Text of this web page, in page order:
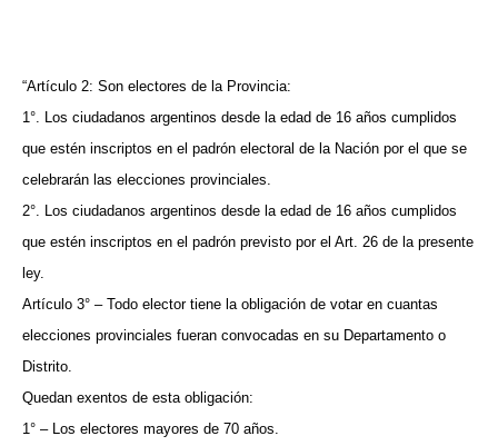
“Artículo 2: Son electores de la Provincia:
1°. Los ciudadanos argentinos desde la edad de 16 años cumplidos
que estén inscriptos en el padrón electoral de la Nación por el que se
celebrarán las elecciones provinciales.
2°. Los ciudadanos argentinos desde la edad de 16 años cumplidos
que estén inscriptos en el padrón previsto por el Art. 26 de la presente
ley.
Artículo 3° – Todo elector tiene la obligación de votar en cuantas
elecciones provinciales fueran convocadas en su Departamento o
Distrito.
Quedan exentos de esta obligación:
1° – Los electores mayores de 70 años.